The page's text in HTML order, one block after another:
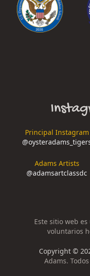
Principal Instagram
@
Adams Artists
@adamsartclassdc
Este sitio web
voluntarios
Copyright ©
Adams.